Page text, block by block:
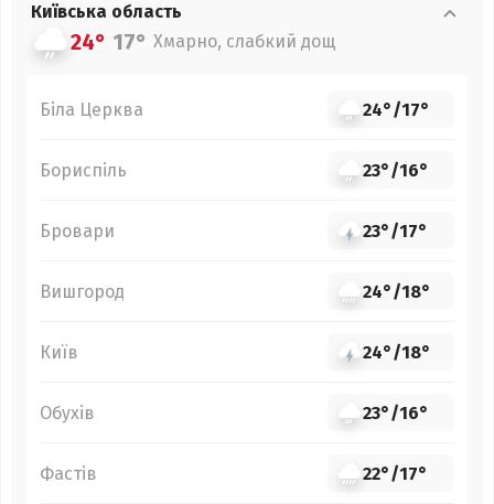
Київська область
24° 17° Хмарно, слабкий дощ
Біла Церква 24°/17°
Бориспіль 23°/16°
Бровари 23°/17°
Вишгород 24°/18°
Київ 24°/18°
Обухів 23°/16°
Фастів 22°/17°